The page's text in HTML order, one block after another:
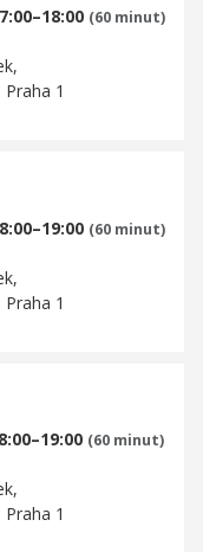
(60 minut)
1
(60 minut)
1
(60 minut)
1